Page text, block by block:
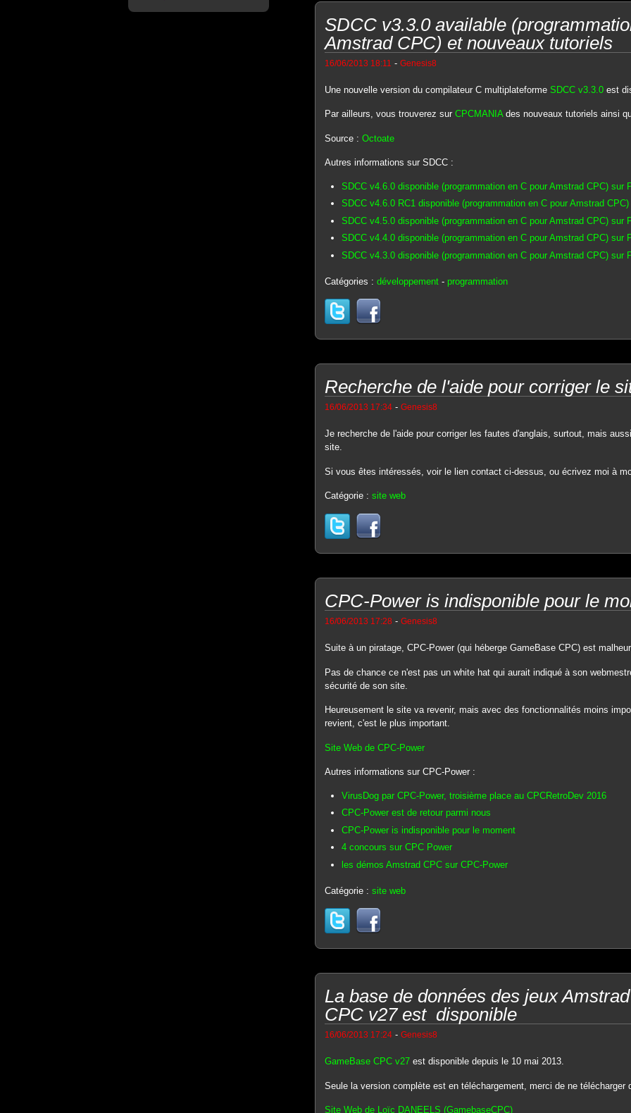
SDCC v3.3.0 available
Amstrad CPC) et nouveaux tutoriels
16/06/2013 18:11 - Genesis8
Une nouvelle version du compilateur C multiplateforme SDCC v3.3.0est
Par ailleurs, vous trouverez sur CPCMANIAdes nouveaux tutoriels ainsi
Source : Octoate
Autres informations sur SDCC :
SDCC v4.6.0 disponible (programmation en C pour Amstrad CPC) sur
SDCC v4.6.0 RC1 disponible (programmation en C pour Amstrad
SDCC v4.5.0 disponible (programmation en C pour Amstrad CPC) sur
SDCC v4.4.0 disponible (programmation en C pour Amstrad CPC) sur
SDCC v4.3.0 disponible (programmation en C pour Amstrad CPC) sur
Catégories : développement- programmation
Recherche de l'aide pour corriger le
16/06/2013 17:34- Genesis8
Je recherche de l'aide pour corriger les fautes d'anglais, surtout, mais
site.
Si vous êtes intéressés, voir le lien contact ci-dessus, ou écrivez moi à
Catégorie : site web
CPC-Power is indisponible pour le
16/06/2013 17:28 - Genesis8
Suite à un piratage, CPC-Power (qui héberge GameBase CPC) est
Pas de chance ce n'est pas un white hat qui aurait indiqué à son
sécurité de son site.
Heureusement le site va revenir, mais avec des fonctionnalités moins
revient, c'est le plus important.
Site Web de CPC-Power
Autres informations sur CPC-Power :
VirusDog par CPC-Power, troisième place au CPCRetroDev 2016
CPC-Power est de retour parmi nous
CPC-Power is indisponible pour le moment
4 concours sur CPC Power
les démos Amstrad CPC sur CPC-Power
Catégorie : site web
La base de données des jeux
CPC v27 est disponible
16/06/2013 17:24- Genesis8
GameBase CPC v27est disponible depuis le 10 mai 2013.
Seule la version complète est en téléchargement, merci de ne télécharger
Site Web de Loïc DANEELS (GamebaseCPC)